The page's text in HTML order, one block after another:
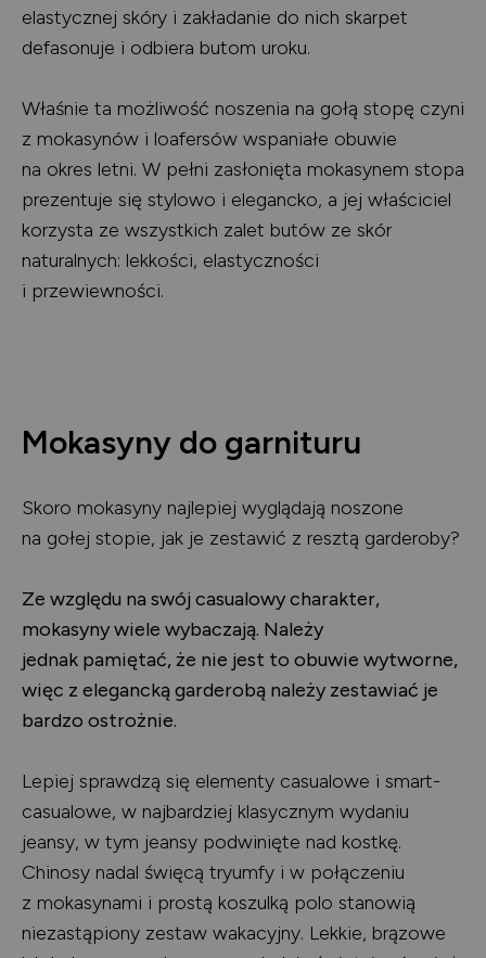
elastycznej skóry i zakładanie do nich skarpet
defasonuje i odbiera butom uroku.
Właśnie ta możliwość noszenia na gołą stopę czyni
z mokasynów i loafersów wspaniałe obuwie
na okres letni. W pełni zasłonięta mokasynem stopa
prezentuje się stylowo i elegancko, a jej właściciel
korzysta ze wszystkich zalet butów ze skór
naturalnych: lekkości, elastyczności
i przewiewności.
Mokasyny do garnituru
Skoro mokasyny najlepiej wyglądają noszone
na gołej stopie, jak je zestawić z resztą garderoby?
Ze względu na swój casualowy charakter,
mokasyny wiele wybaczają. Należy
jednak pamiętać, że nie jest to obuwie wytworne,
więc z elegancką garderobą należy zestawiać je
bardzo ostrożnie.
Lepiej sprawdzą się elementy casualowe i smart-
casualowe, w najbardziej klasycznym wydaniu
jeansy, w tym jeansy podwinięte nad kostkę.
Chinosy nadal święcą tryumfy i w połączeniu
z mokasynami i prostą koszulką polo stanowią
niezastąpiony zestaw wakacyjny. Lekkie, brązowe